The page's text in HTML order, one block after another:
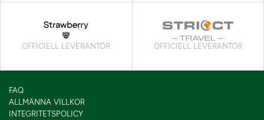
OFFICIELL LEVERANTÖR OFFICIELL LEVERANTÖR
FAQ
ALLMÄNNA VILLKOR
INTEGRITETSPOLICY